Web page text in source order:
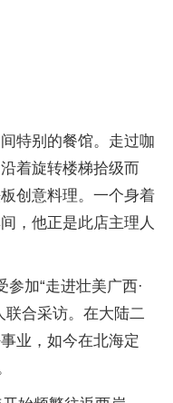
特别的餐馆。走过咖
着旋转楼梯拾级而
创意料理。一个身着
，他正是此店主理人
加“走进壮美广西·
联合采访。在大陆二
业，如今在北海定